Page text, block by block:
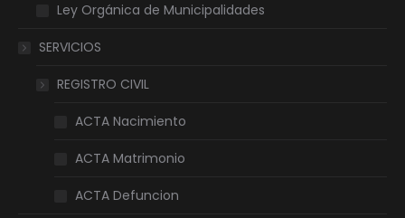
Ley Orgánica de Municipalidades
SERVICIOS
REGISTRO CIVIL
ACTA Nacimiento
ACTA Matrimonio
ACTA Defuncion